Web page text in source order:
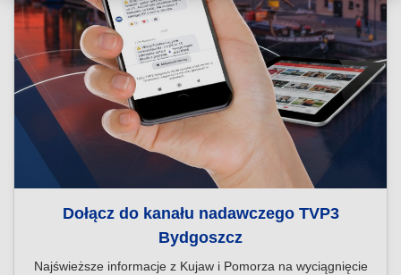
Dołącz do kanału nadawczego TVP3
Bydgoszcz
Najświeższe informacje z Kujaw i Pomorza na wyciągnięcie